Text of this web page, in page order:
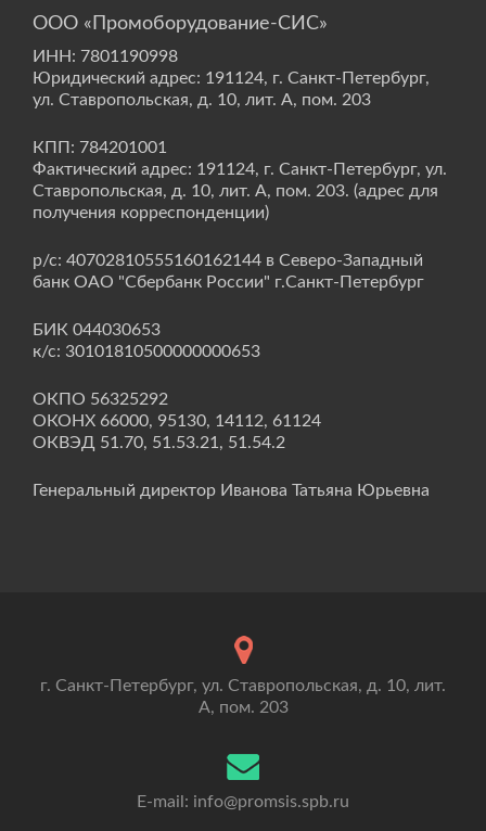
ООО «Промоборудование-СИС»
ИНН: 7801190998
Юридический адрес: 191124, г. Санкт-Петербург,
ул. Ставропольская, д. 10, лит. А, пом. 203
КПП: 784201001
Фактический адрес: 191124, г. Санкт-Петербург, ул.
Ставропольская, д. 10, лит. А, пом. 203. (адрес для
получения корреспонденции)
р/с: 40702810555160162144 в Северо-Западный
банк ОАО "Сбербанк России" г.Санкт-Петербург
БИК 044030653
к/с: 30101810500000000653
ОКПО 56325292
ОКОНХ 66000, 95130, 14112, 61124
ОКВЭД 51.70, 51.53.21, 51.54.2
Генеральный директор Иванова Татьяна Юрьевна
г. Санкт-Петербург, ул. Ставропольская, д. 10, лит.
А, пом. 203
E-mail: info@promsis.spb.ru